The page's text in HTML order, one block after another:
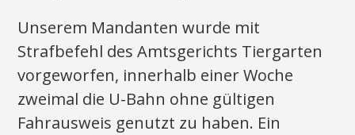
Unserem Mandanten wurde mit
Strafbefehl des Amtsgerichts Tiergarten
vorgeworfen, innerhalb einer Woche
zweimal die U-Bahn ohne gültigen
Fahrausweis genutzt zu haben. Ein